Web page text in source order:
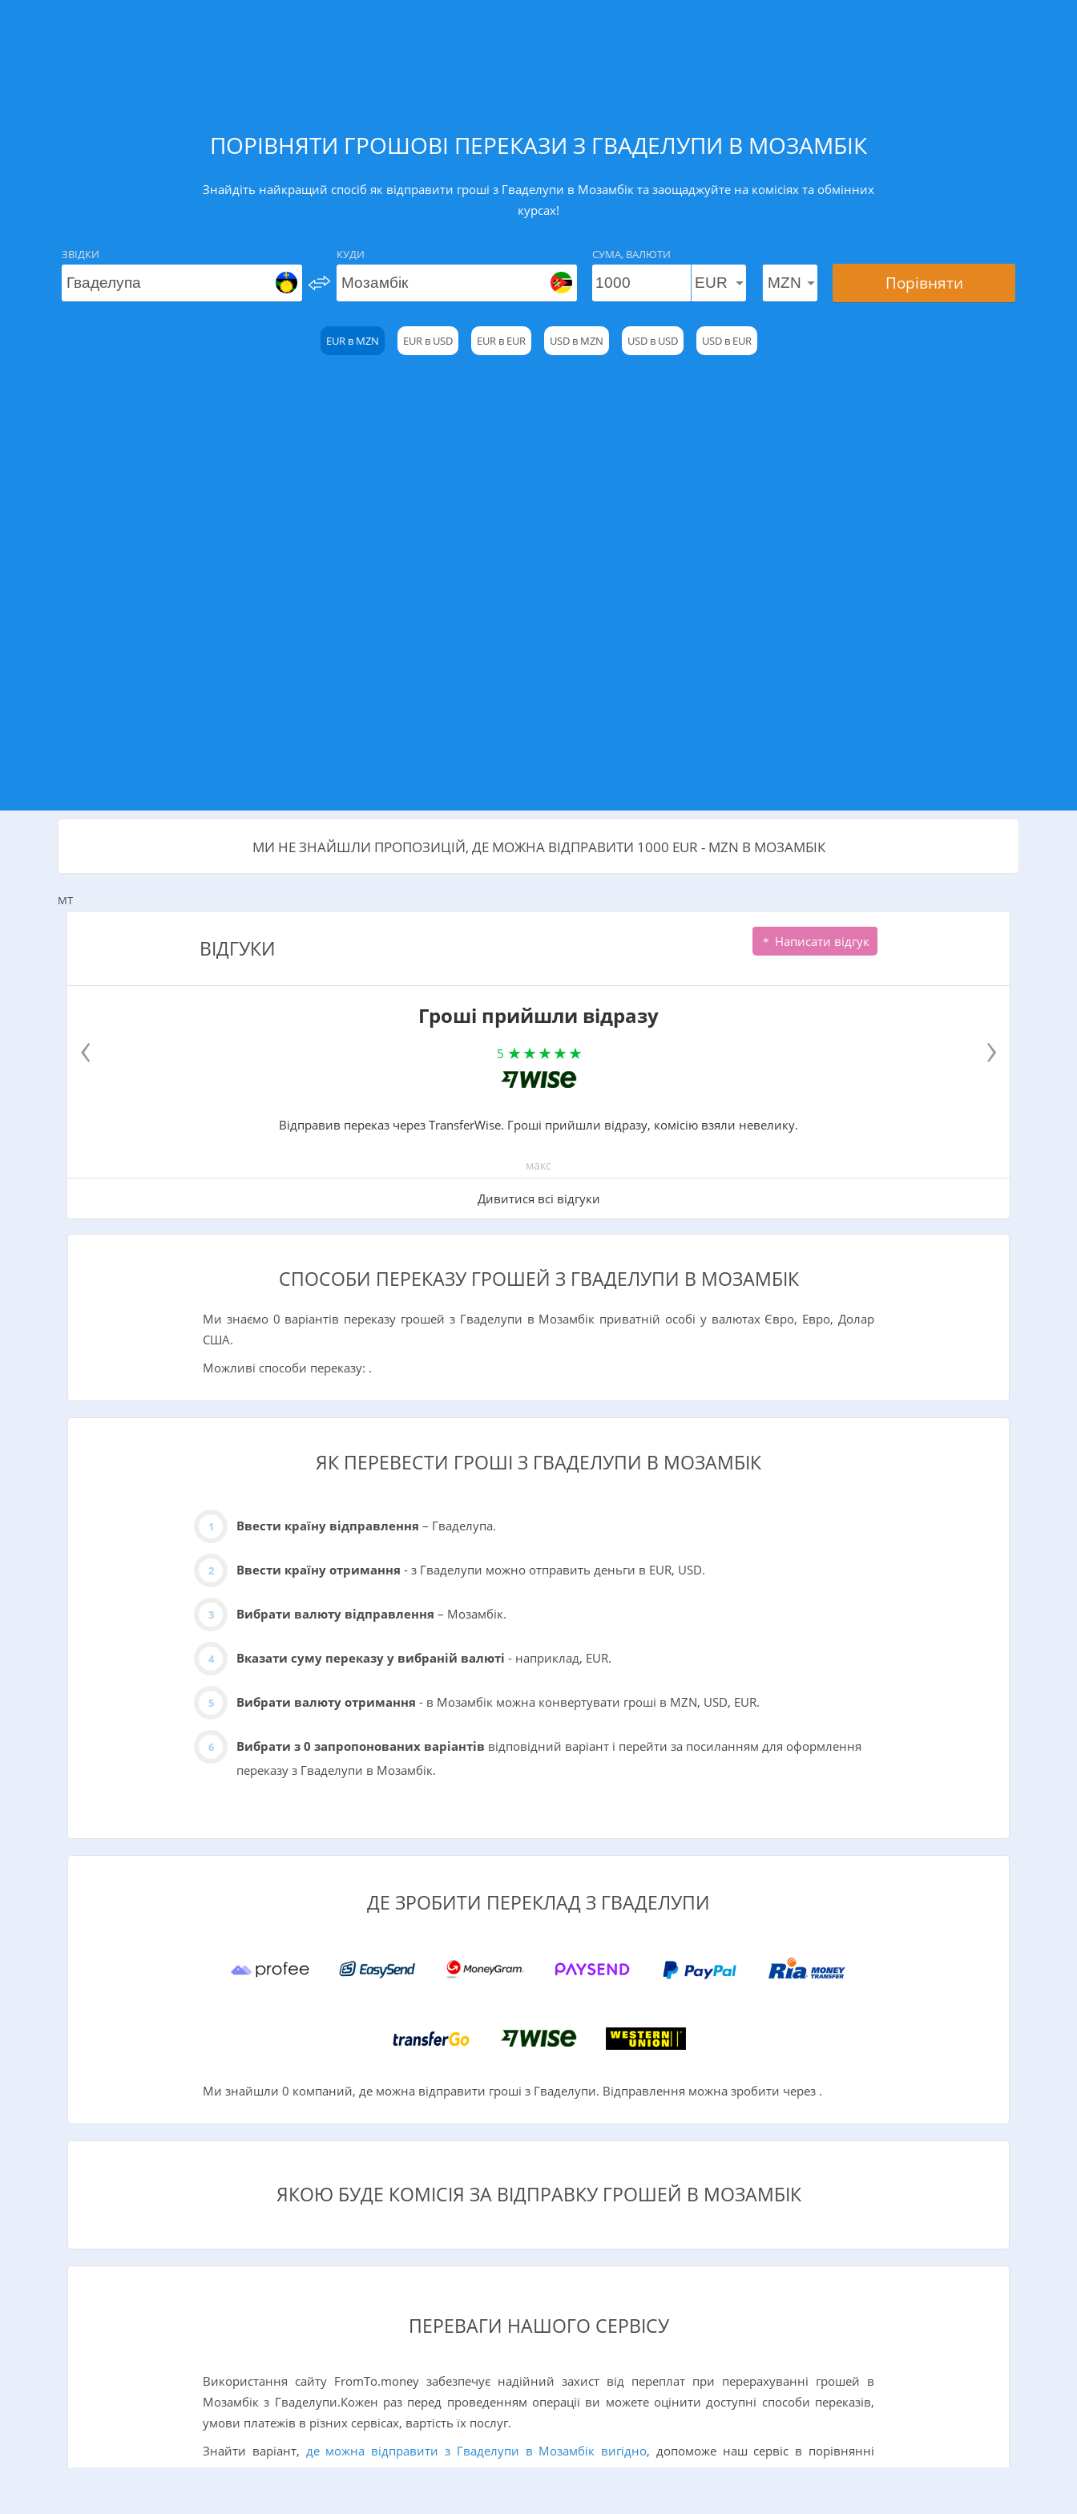
ПОРІВНЯТИ ГРОШОВІ ПЕРЕКАЗИ З ГВАДЕЛУПИ В МОЗАМБІК
Знайдіть найкращий спосіб як відправити гроші з Гваделупи в Мозамбік та заощаджуйте на комісіях та обмінних
курсах!
ЗВІДКИ КУДИ СУМА, ВАЛЮТИ
Порівняти
EUR в MZN EUR в USD EUR в EUR USD в MZN USD в USD USD в EUR
МИ НЕ ЗНАЙШЛИ ПРОПОЗИЦІЙ, ДЕ МОЖНА ВІДПРАВИТИ 1000 EUR - MZN В МОЗАМБІК
MT
ВІДГУКИ Написати відгук
Гроші прийшли відразу
5
Відправив переказ через TransferWise. Гроші прийшли відразу, комісію взяли невелику.
макс
Дивитися всі відгуки
‹ ›
СПОСОБИ ПЕРЕКАЗУ ГРОШЕЙ З ГВАДЕЛУПИ В МОЗАМБІК
Ми знаємо 0 варіантів переказу грошей з Гваделупи в Мозамбік приватній особі у валютах Євро, Евро, Долар
США.
Можливі способи переказу: .
ЯК ПЕРЕВЕСТИ ГРОШІ З ГВАДЕЛУПИ В МОЗАМБІК
Ввести країну відправлення – Гваделупа.
Ввести країну отримання - з Гваделупи можно отправить деньги в EUR, USD.
Вибрати валюту відправлення – Мозамбік.
Вказати суму переказу у вибраній валюті - наприклад, EUR.
Вибрати валюту отримання - в Мозамбік можна конвертувати гроші в MZN, USD, EUR.
Вибрати з 0 запропонованих варіантів відповідний варіант і перейти за посиланням для оформлення
переказу з Гваделупи в Мозамбік.
ДЕ ЗРОБИТИ ПЕРЕКЛАД З ГВАДЕЛУПИ
Ми знайшли 0 компаний, де можна відправити гроші з Гваделупи. Відправлення можна зробити через .
ЯКОЮ БУДЕ КОМІСІЯ ЗА ВІДПРАВКУ ГРОШЕЙ В МОЗАМБІК
ПЕРЕВАГИ НАШОГО СЕРВІСУ
Використання сайту FromTo.money забезпечує надійний захист від переплат при перерахуванні грошей в
Мозамбік з Гваделупи.Кожен раз перед проведенням операції ви можете оцінити доступні способи переказів,
умови платежів в різних сервісах, вартість їх послуг.
Знайти варіант, де можна відправити з Гваделупи в Мозамбік вигідно, допоможе наш сервіс в порівнянні